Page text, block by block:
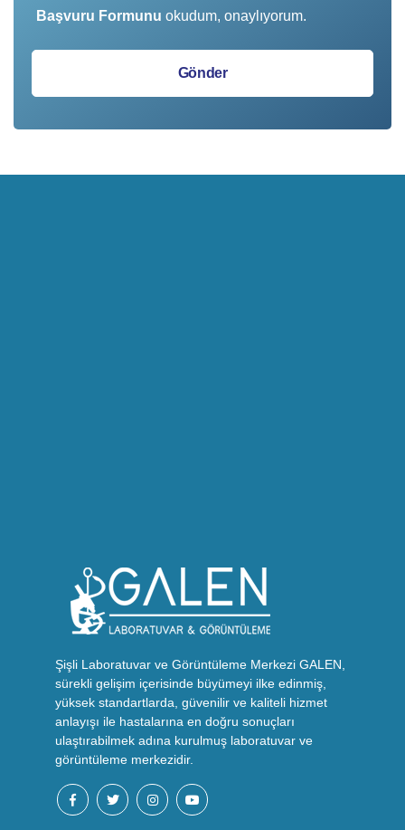
Başvuru Formunu okudum, onaylıyorum.
Şişli Laboratuvar ve Görüntüleme Merkezi GALEN,
sürekli gelişim içerisinde büyümeyi ilke edinmiş,
yüksek standartlarda, güvenilir ve kaliteli hizmet
anlayışı ile hastalarına en doğru sonuçları
ulaştırabilmek adına kurulmuş laboratuvar ve
görüntüleme merkezidir.